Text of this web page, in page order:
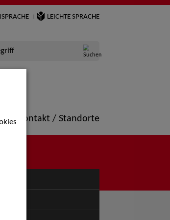
LEICHTE SPRACHE
Kontakt / Standorte